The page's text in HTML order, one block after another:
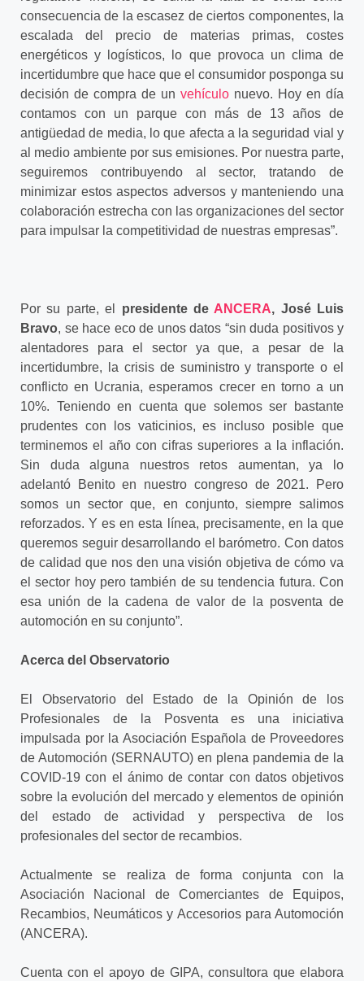
consecuencia de la escasez de ciertos componentes, la
escalada del precio de materias primas, costes
energéticos y logísticos, lo que provoca un clima de
incertidumbre que hace que el consumidor posponga su
decisión de compra de un vehículo nuevo. Hoy en día
contamos con un parque con más de 13 años de
antigüedad de media, lo que afecta a la seguridad vial y
al medio ambiente por sus emisiones. Por nuestra parte,
seguiremos contribuyendo al sector, tratando de
minimizar estos aspectos adversos y manteniendo una
colaboración estrecha con las organizaciones del sector
para impulsar la competitividad de nuestras empresas”.
Por su parte, el presidente de ANCERA, José Luis
Bravo, se hace eco de unos datos “sin duda positivos y
alentadores para el sector ya que, a pesar de la
incertidumbre, la crisis de suministro y transporte o el
conflicto en Ucrania, esperamos crecer en torno a un
10%. Teniendo en cuenta que solemos ser bastante
prudentes con los vaticinios, es incluso posible que
terminemos el año con cifras superiores a la inflación.
Sin duda alguna nuestros retos aumentan, ya lo
adelantó Benito en nuestro congreso de 2021. Pero
somos un sector que, en conjunto, siempre salimos
reforzados. Y es en esta línea, precisamente, en la que
queremos seguir desarrollando el barómetro. Con datos
de calidad que nos den una visión objetiva de cómo va
el sector hoy pero también de su tendencia futura. Con
esa unión de la cadena de valor de la posventa de
automoción en su conjunto”.
Acerca del Observatorio
El Observatorio del Estado de la Opinión de los
Profesionales de la Posventa es una iniciativa
impulsada por la Asociación Española de Proveedores
de Automoción (SERNAUTO) en plena pandemia de la
COVID-19 con el ánimo de contar con datos objetivos
sobre la evolución del mercado y elementos de opinión
del estado de actividad y perspectiva de los
profesionales del sector de recambios.
Actualmente se realiza de forma conjunta con la
Asociación Nacional de Comerciantes de Equipos,
Recambios, Neumáticos y Accesorios para Automoción
(ANCERA).
Cuenta con el apoyo de GIPA, consultora que elabora